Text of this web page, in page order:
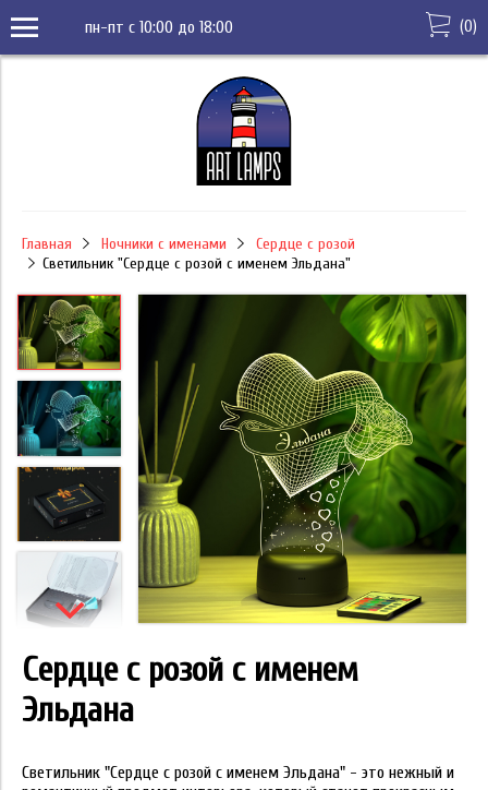
пн-пт с 10:00 до 18:00 (0)
Главная Ночники с именами
Сердце с розой
Светильник "Сердце с розой с именем Эльдана"
Сердце с розой с именем
Эльдана
Светильник "Сердце с розой с именем Эльдана" - это нежный и